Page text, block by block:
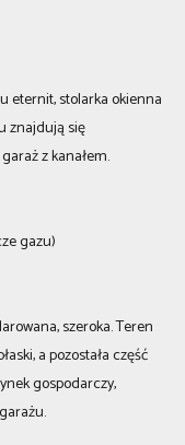
eternit, stolarka okienna
znajdują się
z kanałem.
gazu)
szeroka. Teren
a pozostała część
gospodarczy,